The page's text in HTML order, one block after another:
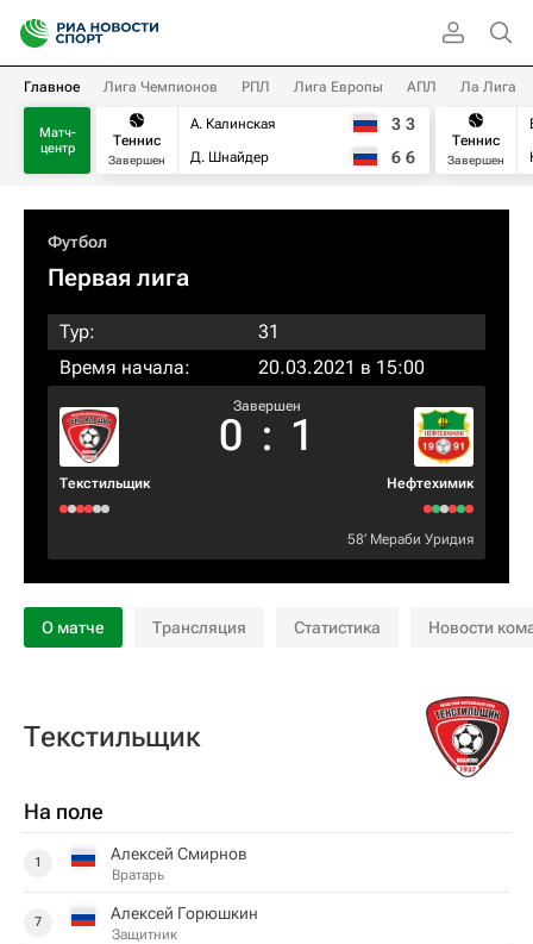
Главное Лига Чемпионов РПЛ Лига Европы АПЛ Ла Лига
Матч-
центр
Теннис
Завершен
А. Калинская
Д. Шнайдер
3 3
6 6
Теннис
Завершен
Футбол
Первая лига
Тур:
31
Время начала:
20.03.2021 в 15:00
Текстильщик
Завершен
0 : 1
Нефтехимик
58‎’‎ Мераби Уридия
О матче Трансляция Статистика Новости
Текстильщик
На поле
1 Алексей Смирнов
Вратарь
7 Алексей Горюшкин
Защитник